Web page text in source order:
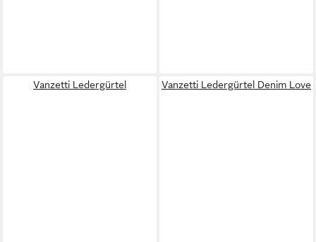
Vanzetti Ledergürtel Vanzetti Ledergürtel Denim Love